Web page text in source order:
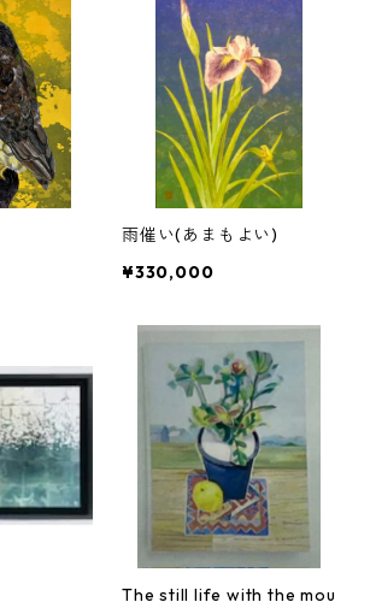
雨催い(あまもよい)
¥330,000
The still life with the mou